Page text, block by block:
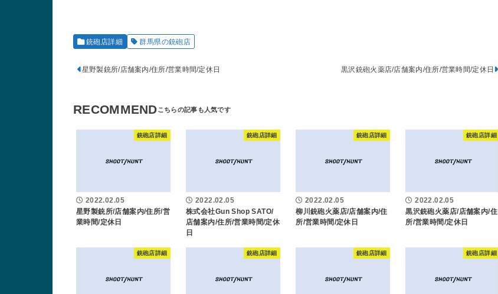
銃砲店詳細 群馬県の銃砲店
星野製銃所/店舗案内/住所/営業時間/定休日 黒沢銃砲火薬店/店舗案内/住所/営業時間/定休日
RECOMMEND
銃砲店詳細
2022.02.05
星野製銃所/店舗案内/住所/営
業時間/定休日
銃砲店詳細
2022.02.05
株式会社Gun Shop SATO/
店舗案内/住所/営業時間/定休
日
銃砲店詳細
2022.02.05
柳川銃砲火薬店/店舗案内/住
所/営業時間/定休日
銃砲店詳細
2022.02.05
黒沢銃砲火薬店/店舗案内/住
所/営業時間/定休日
銃砲店詳細 銃砲店詳細 銃砲店詳細 銃砲店詳細